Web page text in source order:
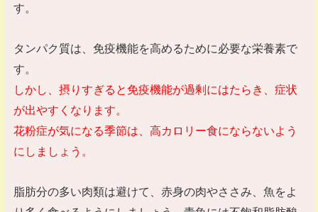
す。
タンパク質は、免疫機能を高めるために必要な栄養素で
す。
しかし、摂りすぎると免疫機能が過剰にはたらき、症状
が出やすくなります。
花粉症が気になる季節は、高カロリー食にならないよう
にしましょう。
脂肪分の多い肉類は避けて、赤身の肉やささみ、魚をよ